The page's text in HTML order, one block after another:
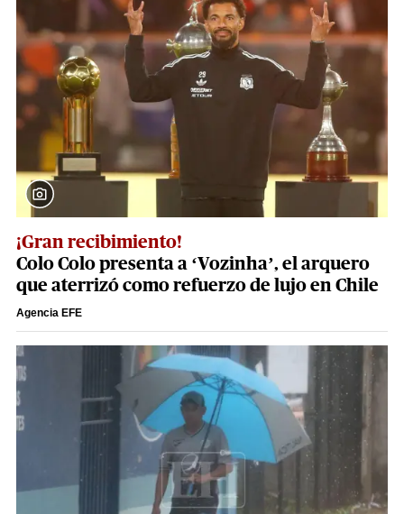
¡Gran recibimiento!
Colo Colo presenta a ‘Vozinha’, el arquero
que aterrizó como refuerzo de lujo en Chile
Agencia EFE